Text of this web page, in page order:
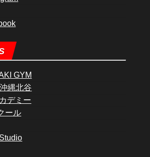
GYM
縄北谷
デミー
ール